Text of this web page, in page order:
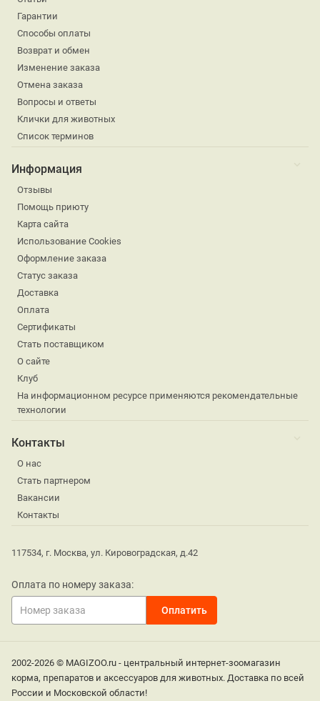
Гарантии
Способы оплаты
Возврат и обмен
Изменение заказа
Отмена заказа
Вопросы и ответы
Клички для животных
Список терминов
Информация
Отзывы
Помощь приюту
Карта сайта
Использование Cookies
Оформление заказа
Статус заказа
Доставка
Оплата
Сертификаты
Стать поставщиком
О сайте
Клуб
На информационном ресурсе применяются рекомендательные
технологии
Контакты
О нас
Стать партнером
Вакансии
Контакты
117534, г. Москва, ул. Кировоградская, д.42
Оплата по номеру заказа:
2002-2026 © MAGIZOO.ru - центральный интернет-зоомагазин
корма, препаратов и аксессуаров для животных. Доставка по всей
России и Московской области!